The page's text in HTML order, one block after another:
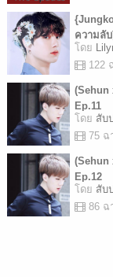
ความลั
โดย
122
(Sehun
Ep.11
โดย สับ
75 ฉ
(Sehun
Ep.12
โดย สับ
86 ฉ